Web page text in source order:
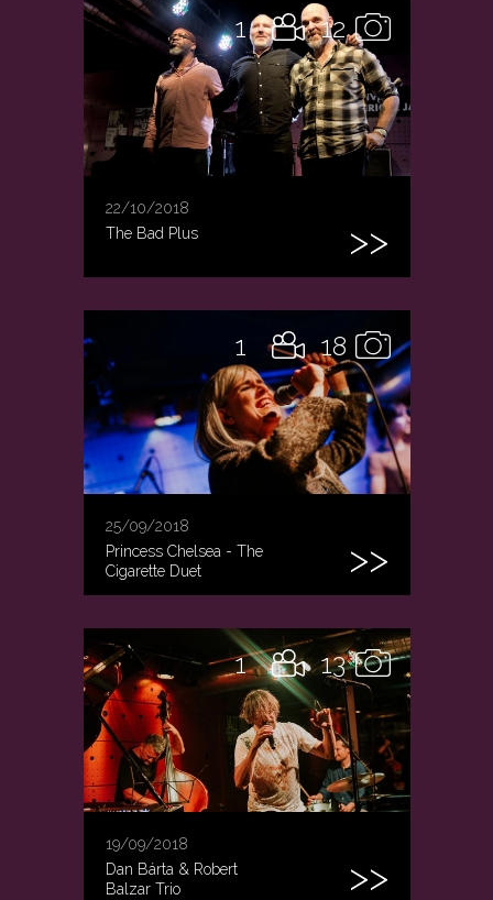
12
1
22/10/2018
The Bad Plus
18
1
25/09/2018
Princess Chelsea - The
Cigarette Duet
13
1
19/09/2018
Dan Bárta & Robert
Balzar Trio